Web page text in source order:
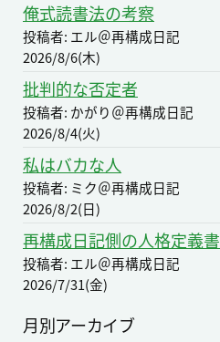
俺式読書法の考察
投稿者: エル＠再構成日記
2026/8/6(木)
批判的な否定者
投稿者: かがり＠再構成日記
2026/8/4(火)
私はバカな人
投稿者: ミク＠再構成日記
2026/8/2(日)
再構成日記側の人格定義書
投稿者: エル＠再構成日記
2026/7/31(金)
月別アーカイブ